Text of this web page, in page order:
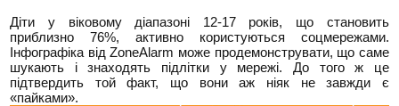
Діти у віковому діапазоні 12-17 років, що становить
приблизно 76%, активно користуються соцмережами.
Інфографіка від ZoneAlarm може продемонструвати, що саме
шукають і знаходять підлітки у мережі. До того ж це
підтвердить той факт, що вони аж ніяк не завжди є
«пайками».